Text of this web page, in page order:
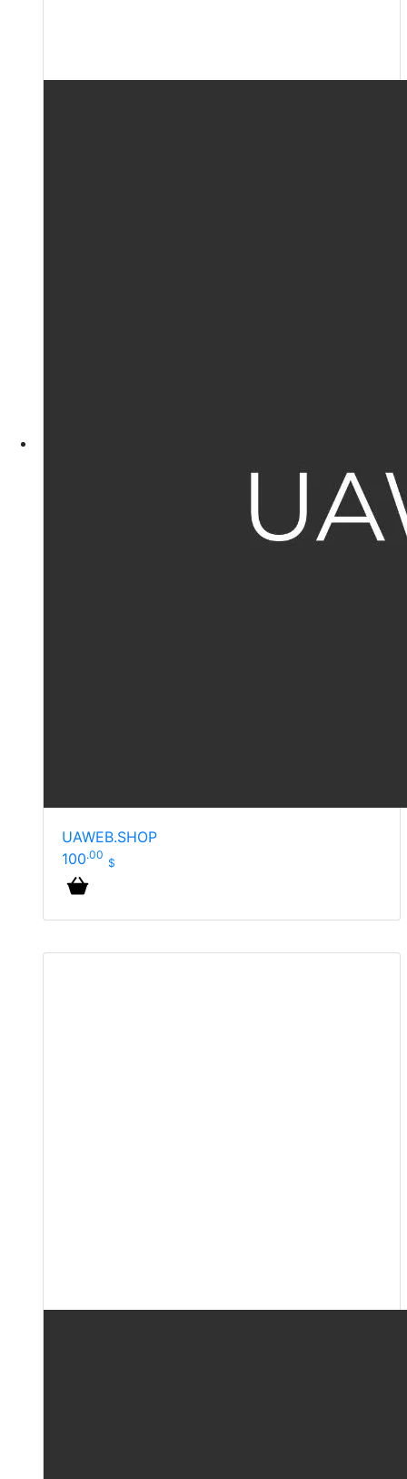
UAWEB.SHOP
100.00
$